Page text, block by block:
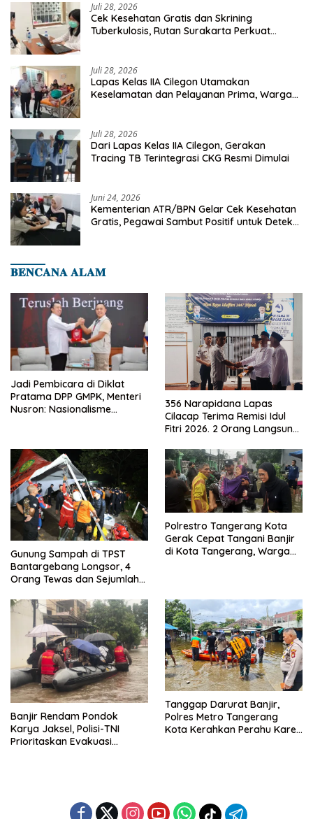
Juli 28, 2026
Cek Kesehatan Gratis dan Skrining
Tuberkulosis, Rutan Surakarta Perkuat
Juli 28, 2026
Lapas Kelas IIA Cilegon Utamakan
Keselamatan dan Pelayanan Prima, Warga
Juli 28, 2026
Dari Lapas Kelas IIA Cilegon, Gerakan
Tracing TB Terintegrasi CKG Resmi Dimulai
Juni 24, 2026
Kementerian ATR/BPN Gelar Cek Kesehatan
Gratis, Pegawai Sambut Positif untuk Deteksi
𝐁𝐄𝐍𝐂𝐀𝐍𝐀 𝐀𝐋𝐀𝐌
Jadi Pembicara di Diklat
Pratama DPP GMPK, Menteri
Nusron: Nasionalisme
356 Narapidana Lapas
Cilacap Terima Remisi Idul
Fitri 2026. 2 Orang Langsung
Gunung Sampah di TPST
Bantargebang Longsor, 4
Orang Tewas dan Sejumlah
Polrestro Tangerang Kota
Gerak Cepat Tangani Banjir
di Kota Tangerang, Warga
Banjir Rendam Pondok
Karya Jaksel, Polisi-TNI
Prioritaskan Evakuasi
Tanggap Darurat Banjir,
Polres Metro Tangerang
Kota Kerahkan Perahu Karet